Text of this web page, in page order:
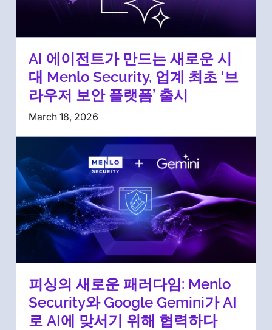
AI 에이전트가 만드는 새로운 시
대 Menlo Security, 업계 최초 ‘브
라우저 보안 플랫폼’ 출시
March 18, 2026
피싱의 새로운 패러다임: Menlo
Security와 Google Gemini가 AI
로 AI에 맞서기 위해 협력하다